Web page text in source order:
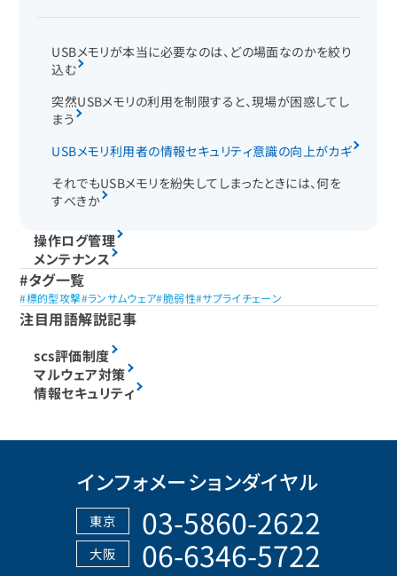
USBメモリが本当に必要なのは、どの場面なのかを絞り
込む
突然USBメモリの利用を制限すると、現場が困惑してし
まう
USBメモリ利用者の情報セキュリティ意識の向上がカギ
それでもUSBメモリを紛失してしまったときには、何を
すべきか
操作ログ管理
メンテナンス
タグ一覧
標的型攻撃 ランサムウェア 脆弱性 サプライチェーン
注目用語解説記事
scs評価制度
マルウェア対策
情報セキュリティ
インフォメーションダイヤル
東京 03-5860-2622
大阪 06-6346-5722